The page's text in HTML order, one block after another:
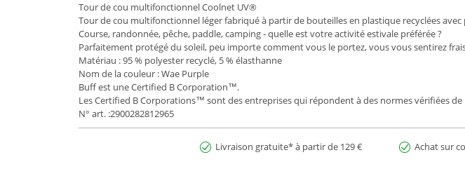
Tour de cou multifonctionnel Coolnet UV®
Tour de cou multifonctionnel léger fabriqué à partir de bouteilles en plastique recyclées
Course, randonnée, pêche, paddle, camping - quelle est votre activité estivale préférée ?
Parfaitement protégé du soleil, peu importe comment vous le portez, vous vous sentirez
Matériau : 95 % polyester recyclé, 5 % élasthanne
Nom de la couleur : Wae Purple
Buff est une Certified B Corporation™.
Les Certified B Corporations™ sont des entreprises qui répondent à des normes vérifiées
N° art. :2900282812965
Livraison gratuite* à partir de 129 € Achat sur